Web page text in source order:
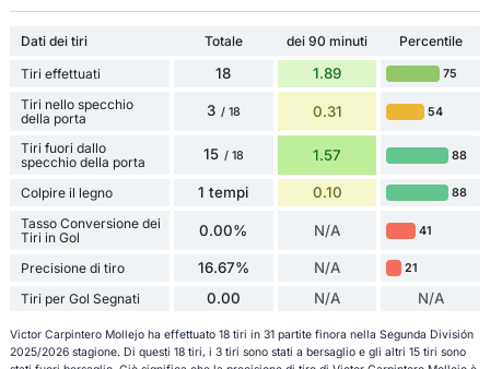
Dati dei tiri Totale dei 90 minuti
Percentile
Tiri effettuati
18 1.89 75
Tiri nello specchio
della porta
3 / 18 0.31 54
Tiri fuori dallo
specchio della porta
15 / 18 1.57 88
Colpire il legno 1 tempi 0.10 88
Tasso Conversione dei
Tiri in Gol
0.00% N/A 41
Precisione di tiro 16.67% N/A 21
Tiri per Gol Segnati 0.00 N/A N/A
Victor Carpintero Mollejo ha effettuato 18 tiri in 31 partite finora nella Segunda División
2025/2026 stagione. Di questi 18 tiri, i 3 tiri sono stati a bersaglio e gli altri 15 tiri sono